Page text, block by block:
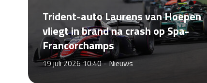
Trident-auto Laurens van Hoepen
vliegt in brand na crash op Spa-
Francorchamps
19 juli 2026 10:40 -Nieuws